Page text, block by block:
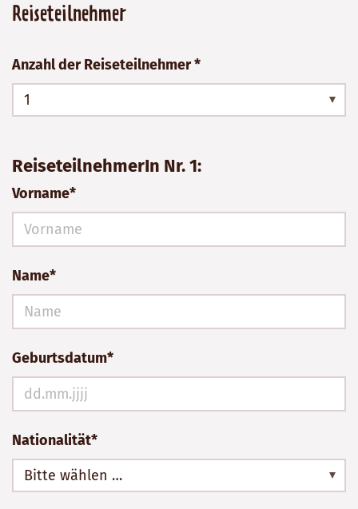
Reiseteilnehmer
Anzahl der Reiseteilnehmer *
1
ReiseteilnehmerIn Nr. 1:
Vorname*
Name*
Geburtsdatum*
Nationalität*
Bitte wählen …